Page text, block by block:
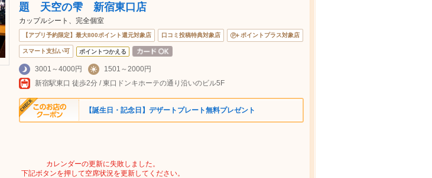
題 天空の雫 新宿東口店
カップルシート、完全個室
【アプリ予約限定】最大800ポイント還元対象店 口コミ投稿特典対象店 ポイントプラス対象店
スマート支払い可 ポイントつかえる
3001～4000円
1501～2000円
新宿駅東口 徒歩2分 / 東口ドンキホーテの通り沿いのビル5F
【誕生日・記念日】デザートプレート無料プレゼント
カレンダーの更新に失敗しました。
下記ボタンを押して空席状況を更新してください。